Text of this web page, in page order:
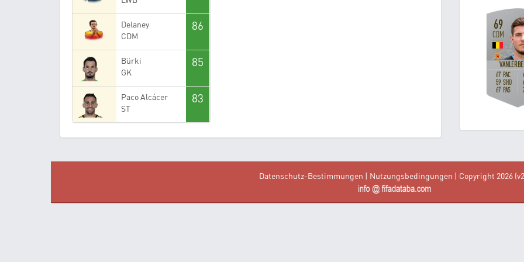
Delaney
CDM
86
Bürki
GK
85
Paco Alcácer
ST
83
Datenschutz-Bestimmungen | Nutzungsbedingungen | Copyright 2026